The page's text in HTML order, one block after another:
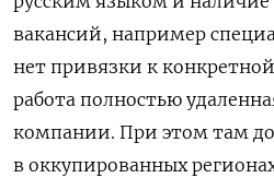
вакансий, например
нет привязки к
работа полностью
компании. При этом там
в оккупированных